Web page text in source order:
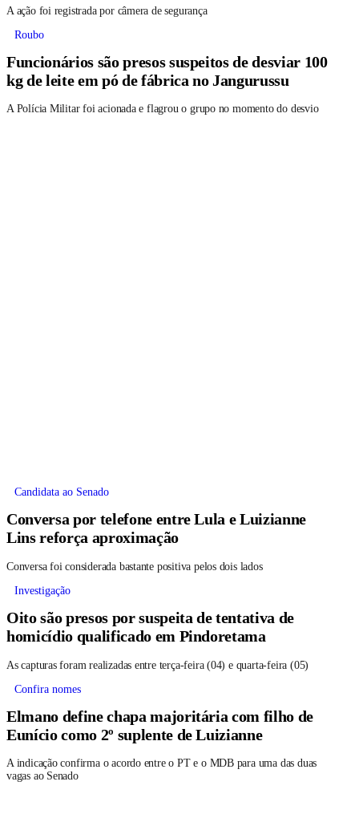
A ação foi registrada por câmera de segurança
Roubo
Funcionários são presos suspeitos de desviar 100
kg de leite em pó de fábrica no Jangurussu
Candidata ao Senado
Conversa por telefone entre Lula e Luizianne
Lins reforça aproximação
Conversa foi considerada bastante positiva pelos dois lados
Investigação
Oito são presos por suspeita de tentativa de
homicídio qualificado em Pindoretama
As capturas foram realizadas entre terça-feira (04) e quarta-feira (05)
Confira nomes
Elmano define chapa majoritária com filho de
Eunício como 2º suplente de Luizianne
A indicação confirma o acordo entre o PT e o MDB para uma das duas